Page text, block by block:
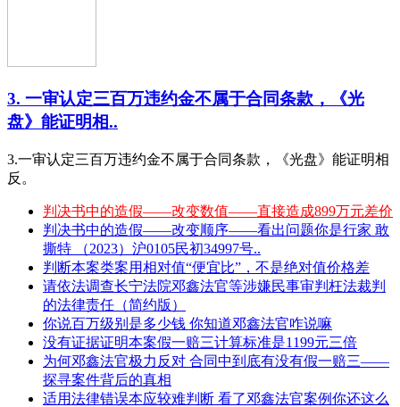
3. 一审认定三百万违约金不属于合同条款，《光
盘》能证明相..
3.一审认定三百万违约金不属于合同条款，《光盘》能证明相
反。
判决书中的造假——改变数值——直接造成899万元差价
判决书中的造假——改变顺序——看出问题你是行家 敢
撕特 （2023）沪0105民初34997号..
判断本案类案用相对值“便宜比”，不是绝对值价格差
请依法调查长宁法院邓鑫法官等涉嫌民事审判枉法裁判
的法律责任（简约版）
你说百万级别是多少钱 你知道邓鑫法官咋说嘛
没有证据证明本案假一赔三计算标准是1199元三倍
为何邓鑫法官极力反对 合同中到底有没有假一赔三——
探寻案件背后的真相
适用法律错误本应较难判断 看了邓鑫法官案例你还这么